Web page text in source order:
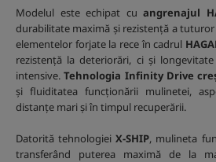
Modelul este echipat cuangrenajul
durabilitate maximă și rezistență a
elementelor forjate la rece în cadrul
rezistență la deteriorări, ci și
intensive.Tehnologia Infinity Drive
și fluiditatea funcționării mulinetei,
distanțe mari și în timpul recuperării.
Datorită tehnologieiX-SHIP, mulineta
transferând puterea maximă de la